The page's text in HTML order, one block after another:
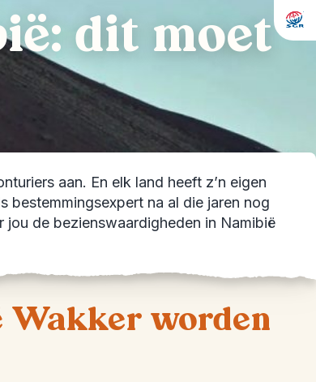
dit moet
aan. En elk land heeft z’n eigen
bestemmingsexpert na al die jaren nog
de bezienswaardigheden in Namibië
Wakker worden